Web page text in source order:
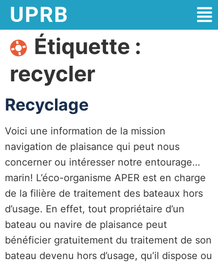
UPRB
Étiquette :
recycler
Recyclage
Voici une information de la mission
navigation de plaisance qui peut nous
concerner ou intéresser notre entourage…
marin! L’éco-organisme APER est en charge
de la filière de traitement des bateaux hors
d’usage. En effet, tout propriétaire d’un
bateau ou navire de plaisance peut
bénéficier gratuitement du traitement de son
bateau devenu hors d’usage, qu’il dispose ou